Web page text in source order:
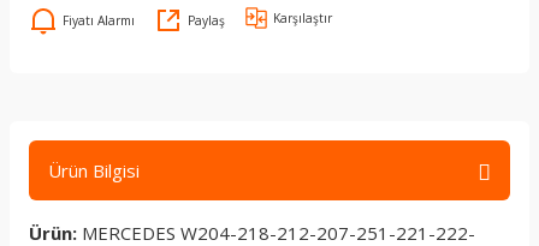
Fiyatı Alarmı Paylaş Karşılaştır
Ürün Bilgisi
Ürün: MERCEDES W204-218-212-207-251-221-222-